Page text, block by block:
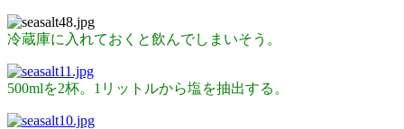
冷蔵庫に入れておくと飲んでしまいそう。
500mlを2杯。1リットルから塩を抽出する。